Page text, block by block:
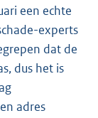
een echte
experts
dat de
dus het is
adres